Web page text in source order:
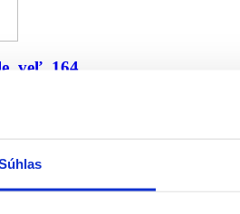
veľ. 164
Veľkosť: 164 (OH 75cm, OP 60cm,
každý iný tovar. Po potvrdení